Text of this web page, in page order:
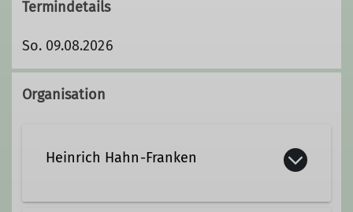
Termindetails
So. 09.08.2026
Organisation
Heinrich Hahn-Franken